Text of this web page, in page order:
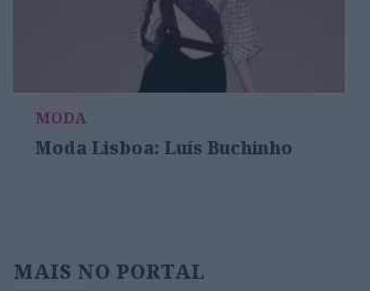
MODA
Moda Lisboa: Luís Buchinho
MAIS NO PORTAL